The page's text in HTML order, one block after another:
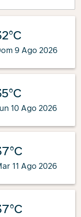
9 Ago 2026
10 Ago 2026
11 Ago 2026